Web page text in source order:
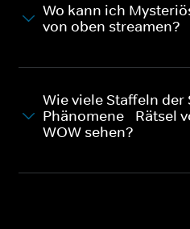
Wo kann ich
von oben streamen?
Wie viele Staffeln der
Phänomene - Rätsel
WOW sehen?